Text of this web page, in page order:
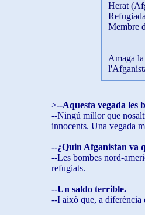
Herat
Membre
Amaga
>--Aquesta vegada les
--Ningú millor que
innocents. Una vegada
--¿Quin Afganistan va
--Les bombes nord-
refugiats.
--Un saldo terrible.
--I això que, a diferència